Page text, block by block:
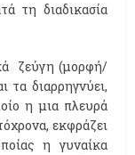
τη διαδικασία
ζεύγη (μορφή/
τα διαρρηγνύει,
η μια πλευρά
εκφράζει
η γυναίκα